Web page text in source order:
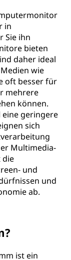
in
Sie ihn
bieten
daher ideal
wie
oft besser für
mehrere
können.
geringere
sich
Multimedia-
die
und
und
ab.
ist ein